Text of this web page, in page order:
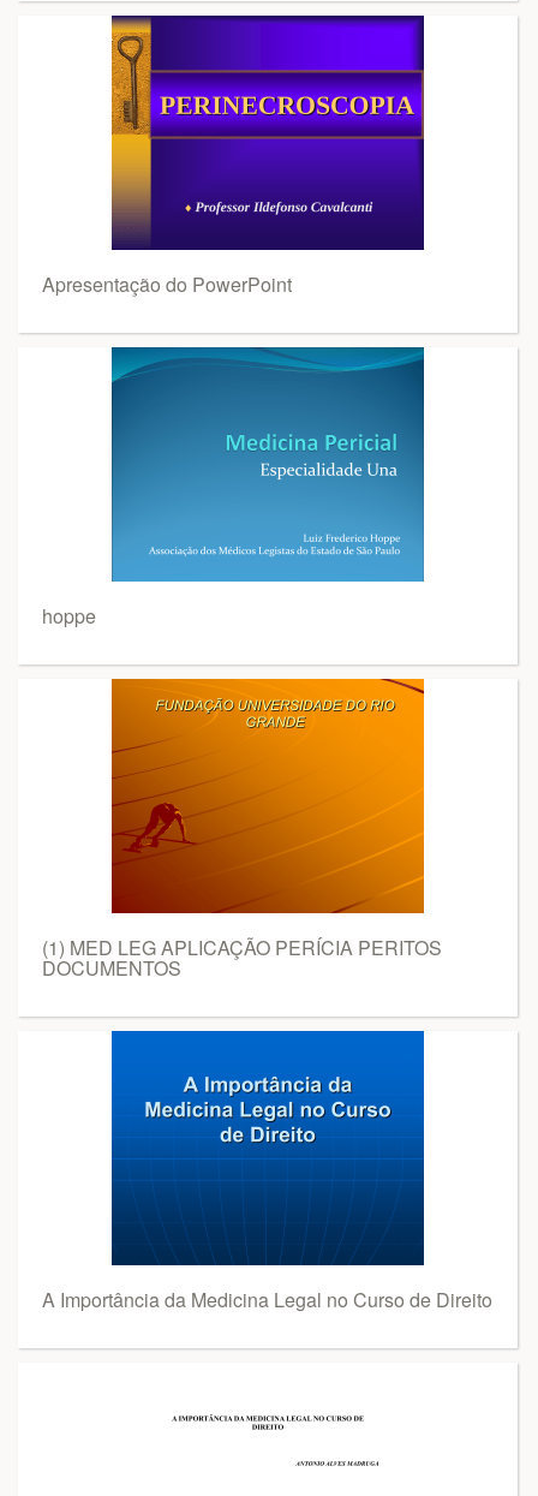
Apresentação do PowerPoint
hoppe
(1) MED LEG APLICAÇÃO PERÍCIA PERITOS
DOCUMENTOS
A Importância da Medicina Legal no Curso de Direito